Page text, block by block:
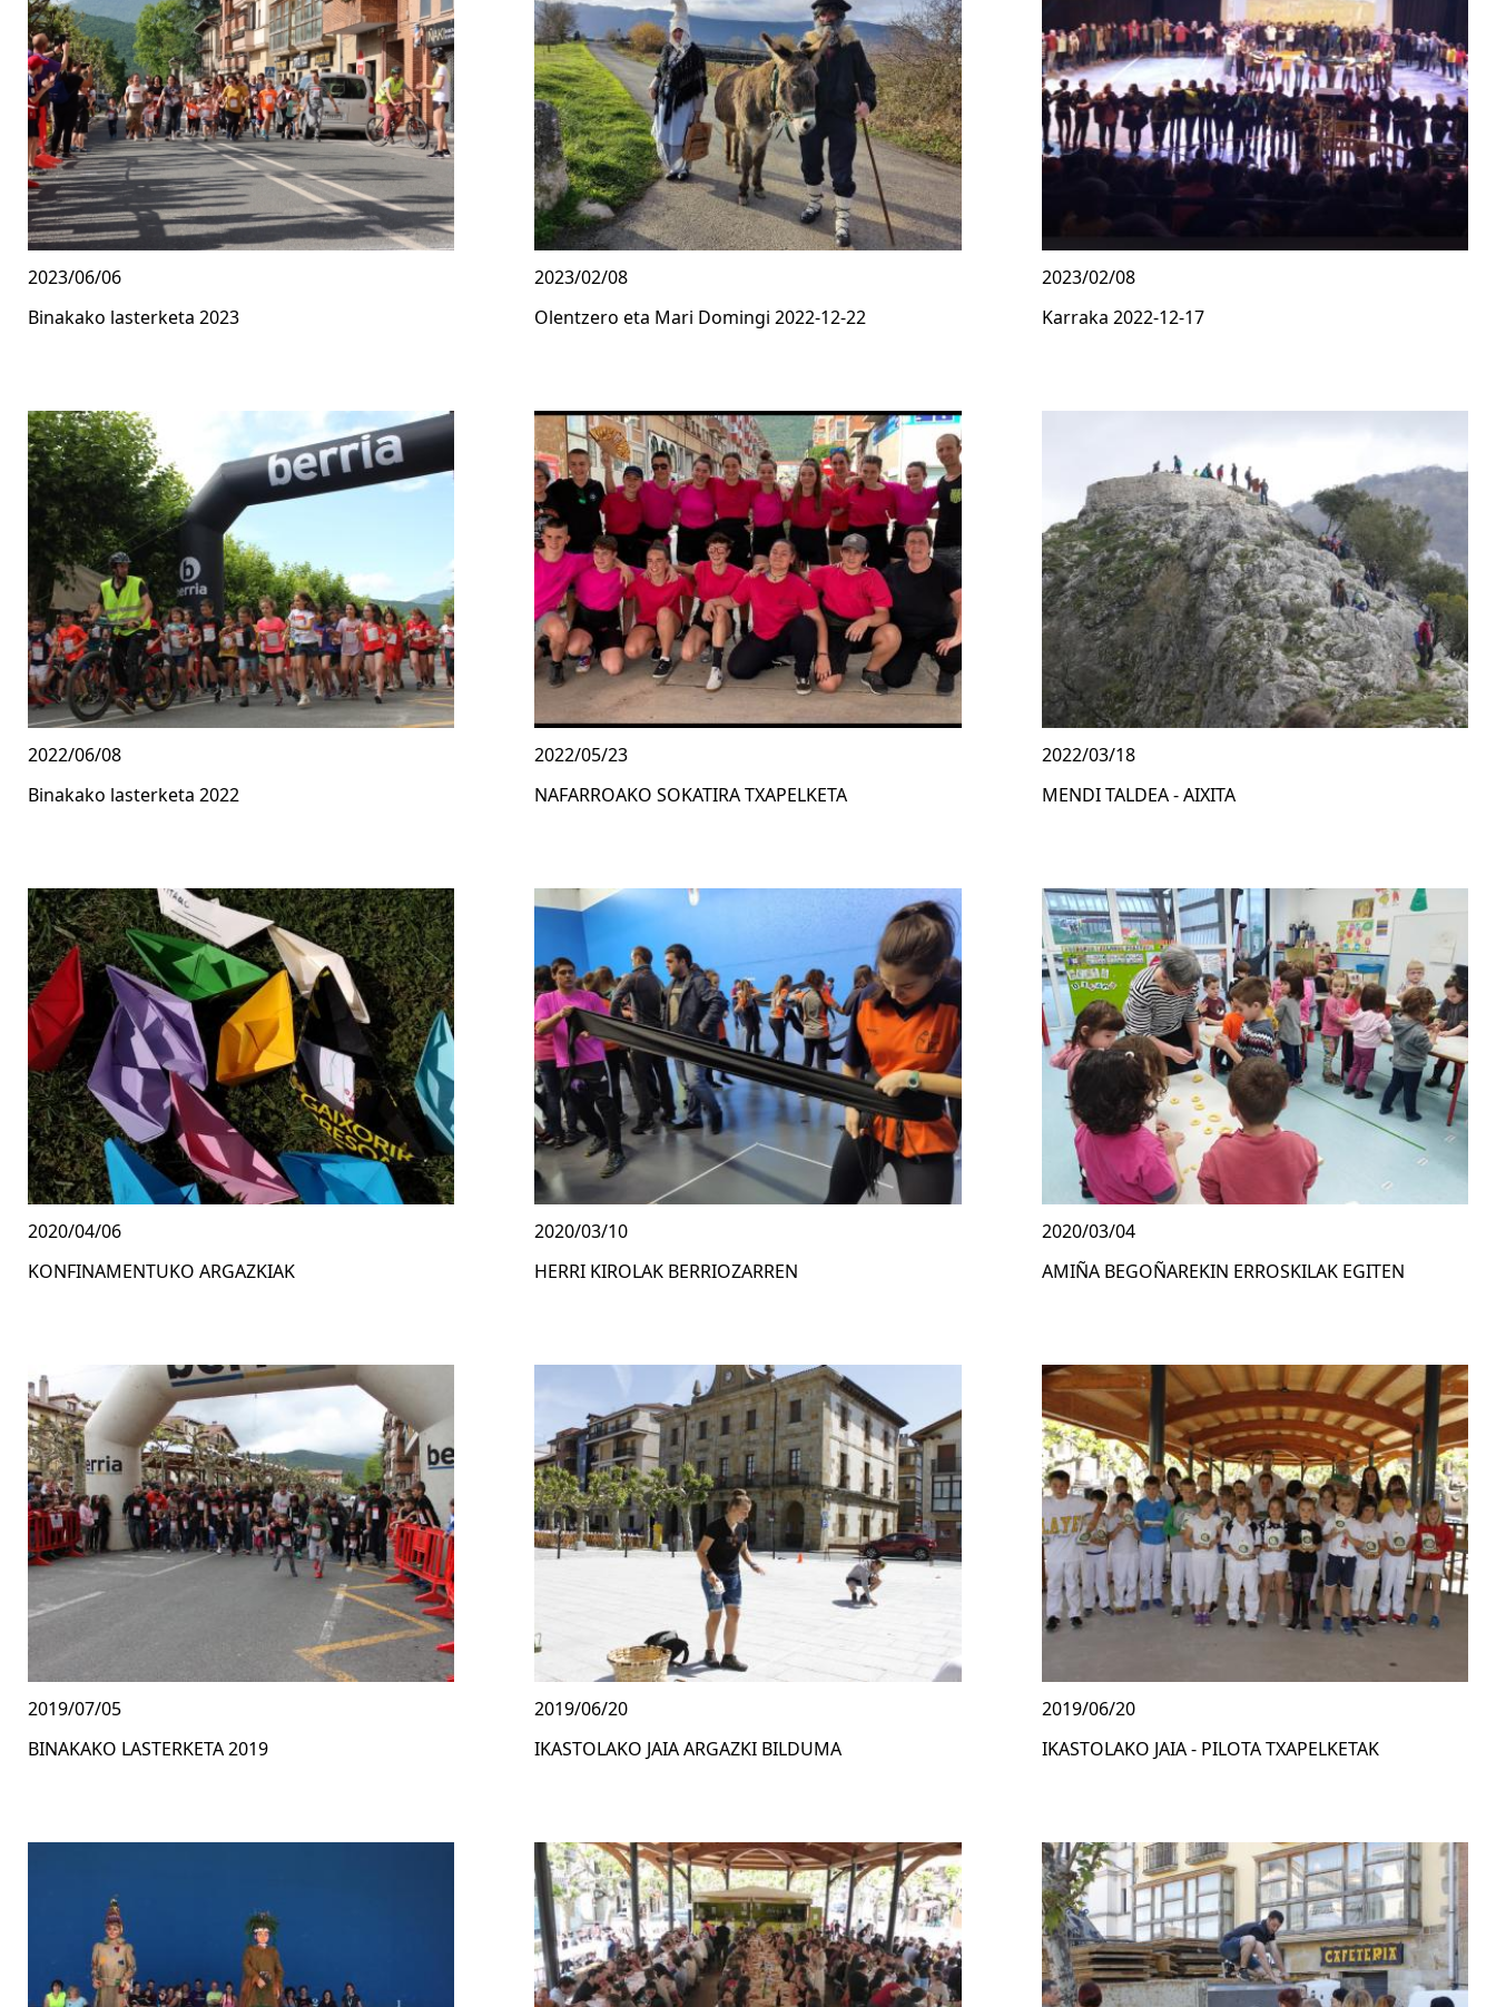
2023/06/06
Binakako lasterketa 2023
2023/02/08
Olentzero eta Mari Domingi 2022-12-22
2023/02/08
Karraka 2022-12-17
2022/06/08
Binakako lasterketa 2022
2022/05/23
NAFARROAKO SOKATIRA TXAPELKETA
2022/03/18
MENDI TALDEA - AIXITA
2020/04/06
KONFINAMENTUKO ARGAZKIAK
2020/03/10
HERRI KIROLAK BERRIOZARREN
2020/03/04
AMIÑA BEGOÑAREKIN ERROSKILAK EGITEN
2019/07/05
BINAKAKO LASTERKETA 2019
2019/06/20
IKASTOLAKO JAIA ARGAZKI BILDUMA
2019/06/20
IKASTOLAKO JAIA - PILOTA TXAPELKETAK